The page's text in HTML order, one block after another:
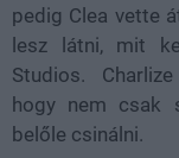
pedig Clea vette
lesz látni, mit
Studios.
hogy nem csak
belőle csinálni.